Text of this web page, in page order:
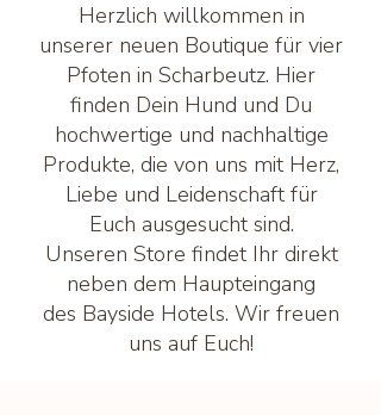
Herzlich willkommen in
unserer neuen Boutique für vier
Pfoten in Scharbeutz. Hier
finden Dein Hund und Du
hochwertige und nachhaltige
Produkte, die von uns mit Herz,
Liebe und Leidenschaft für
Euch ausgesucht sind.
Unseren Store findet Ihr direkt
neben dem Haupteingang
des Bayside Hotels. Wir freuen
uns auf Euch!